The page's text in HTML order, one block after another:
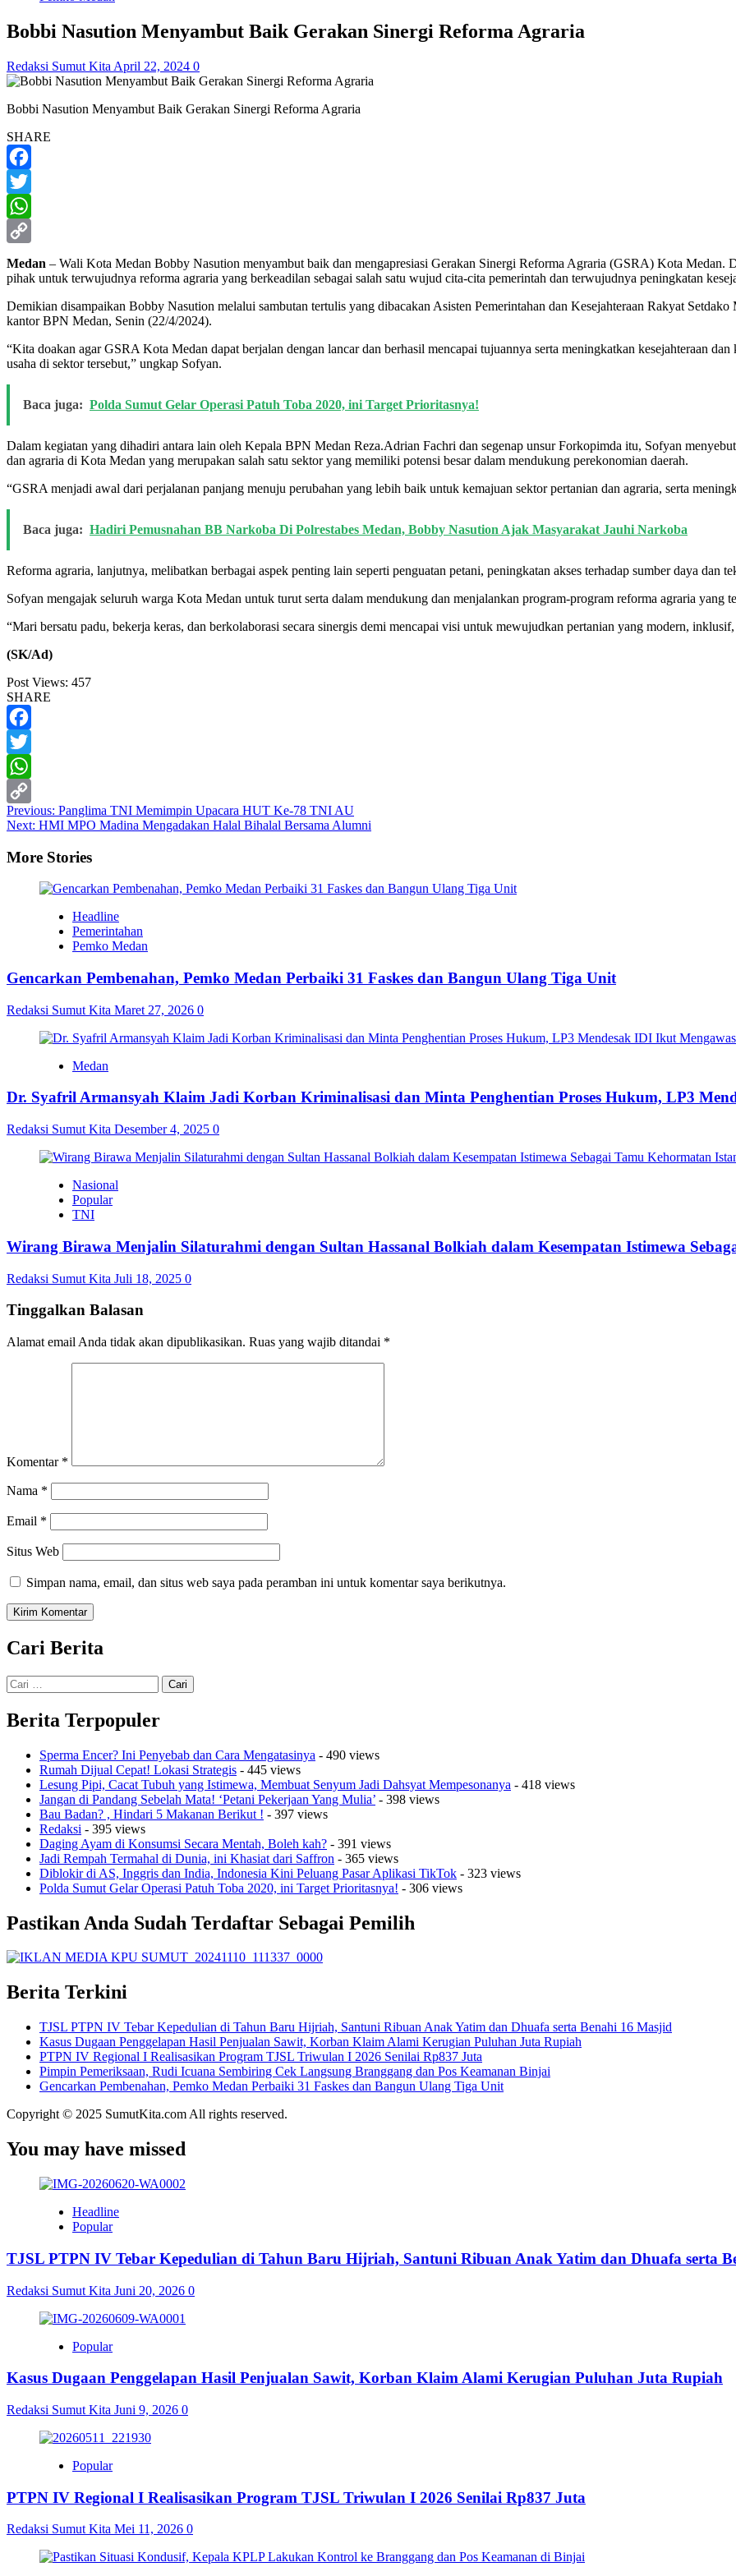
Bobbi Nasution Menyambut Baik Gerakan Sinergi Reforma Agraria
Redaksi Sumut Kita April 22, 2024 0
Bobbi Nasution Menyambut Baik Gerakan Sinergi Reforma Agraria
SHARE
Facebook
Twitter
WhatsApp
Link
Medan – Wali Kota Medan Bobby Nasution menyambut baik dan mengapresiasi Gerakan Sinergi Reforma Agraria (GSRA) Kota Medan.
pihak untuk terwujudnya reforma agraria yang berkeadilan sebagai salah satu wujud cita-cita pemerintah dan terwujudnya peningkatan
Demikian disampaikan Bobby Nasution melalui sambutan tertulis yang dibacakan Asisten Pemerintahan dan Kesejahteraan Rakyat
kantor BPN Medan, Senin (22/4/2024).
“Kita doakan agar GSRA Kota Medan dapat berjalan dengan lancar dan berhasil mencapai tujuannya serta meningkatkan kesejahteraan
usaha di sektor tersebut,” ungkap Sofyan.
Baca juga: Polda Sumut Gelar Operasi Patuh Toba 2020, ini Target Prioritasnya!
Dalam kegiatan yang dihadiri antara lain oleh Kepala BPN Medan Reza.Adrian Fachri dan segenap unsur Forkopimda itu, Sofyan
dan agraria di Kota Medan yang merupakan salah satu sektor yang memiliki potensi besar dalam mendukung perekonomian daerah.
“GSRA menjadi awal dari perjalanan panjang menuju perubahan yang lebih baik untuk kemajuan sektor pertanian dan agraria, serta
Baca juga: Hadiri Pemusnahan BB Narkoba Di Polrestabes Medan, Bobby Nasution Ajak Masyarakat Jauhi Narkoba
Reforma agraria, lanjutnya, melibatkan berbagai aspek penting lain seperti penguatan petani, peningkatan akses terhadap sumber daya dan
Sofyan mengajak seluruh warga Kota Medan untuk turut serta dalam mendukung dan menjalankan program-program reforma agraria yang
“Mari bersatu padu, bekerja keras, dan berkolaborasi secara sinergis demi mencapai visi untuk mewujudkan pertanian yang modern,
(SK/Ad)
Post Views: 457
SHARE
Facebook
Twitter
WhatsApp
Copy
Post
navigation
Previous: Panglima TNI Memimpin Upacara HUT Ke-78 TNI AU
Next: HMI MPO Madina Mengadakan Halal Bihalal Bersama Alumni
More Stories
Headline
Pemerintahan
Pemko Medan
Gencarkan Pembenahan, Pemko Medan Perbaiki 31 Faskes dan Bangun Ulang Tiga Unit
Redaksi Sumut Kita Maret 27, 2026 0
Medan
Dr. Syafril Armansyah Klaim Jadi Korban Kriminalisasi dan Minta Penghentian Proses Hukum, LP3
Redaksi Sumut Kita Desember 4, 2025 0
Nasional
Popular
TNI
Wirang Birawa Menjalin Silaturahmi dengan Sultan Hassanal Bolkiah dalam Kesempatan Istimewa
Redaksi Sumut Kita Juli 18, 2025 0
Tinggalkan Balasan
Alamat email Anda tidak akan dipublikasikan. Ruas yang wajib ditandai *
Komentar *
Nama *
Email *
Situs Web
Simpan nama, email, dan situs web saya pada peramban ini untuk komentar saya berikutnya.
Cari Berita
Cari
untuk:
Berita Terpopuler
Sperma Encer? Ini Penyebab dan Cara Mengatasinya - 490 views
Rumah Dijual Cepat! Lokasi Strategis - 445 views
Lesung Pipi, Cacat Tubuh yang Istimewa, Membuat Senyum Jadi Dahsyat Mempesonanya - 418 views
Jangan di Pandang Sebelah Mata! ‘Petani Pekerjaan Yang Mulia’ - 398 views
Bau Badan? , Hindari 5 Makanan Berikut ! - 397 views
Redaksi - 395 views
Daging Ayam di Konsumsi Secara Mentah, Boleh kah? - 391 views
Jadi Rempah Termahal di Dunia, ini Khasiat dari Saffron - 365 views
Diblokir di AS, Inggris dan India, Indonesia Kini Peluang Pasar Aplikasi TikTok - 323 views
Polda Sumut Gelar Operasi Patuh Toba 2020, ini Target Prioritasnya! - 306 views
Pastikan Anda Sudah Terdaftar Sebagai Pemilih
Berita Terkini
TJSL PTPN IV Tebar Kepedulian di Tahun Baru Hijriah, Santuni Ribuan Anak Yatim dan Dhuafa serta Benahi 16 Masjid
Kasus Dugaan Penggelapan Hasil Penjualan Sawit, Korban Klaim Alami Kerugian Puluhan Juta Rupiah
PTPN IV Regional I Realisasikan Program TJSL Triwulan I 2026 Senilai Rp837 Juta
Pimpin Pemeriksaan, Rudi Icuana Sembiring Cek Langsung Branggang dan Pos Keamanan Binjai
Gencarkan Pembenahan, Pemko Medan Perbaiki 31 Faskes dan Bangun Ulang Tiga Unit
Copyright © 2025 SumutKita.com All rights reserved.
You may have missed
Headline
Popular
TJSL PTPN IV Tebar Kepedulian di Tahun Baru Hijriah, Santuni Ribuan Anak Yatim dan Dhuafa serta
Redaksi Sumut Kita Juni 20, 2026 0
Popular
Kasus Dugaan Penggelapan Hasil Penjualan Sawit, Korban Klaim Alami Kerugian Puluhan Juta Rupiah
Redaksi Sumut Kita Juni 9, 2026 0
Popular
PTPN IV Regional I Realisasikan Program TJSL Triwulan I 2026 Senilai Rp837 Juta
Redaksi Sumut Kita Mei 11, 2026 0